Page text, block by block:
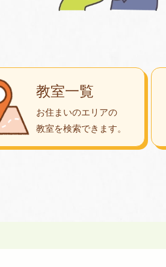
教室一覧
お住まいのエリアの
教室を検索できます。